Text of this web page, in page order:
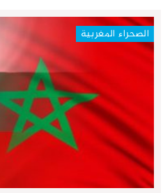
الصحراء المغربية